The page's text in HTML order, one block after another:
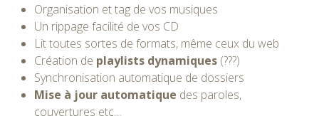
Organisation et tag de vos musiques
Un rippage facilité de vos CD
Lit toutes sortes de formats, même ceux du web
Création de playlists dynamiques (???)
Synchronisation automatique de dossiers
Mise à jour automatique des paroles,
couvertures etc…